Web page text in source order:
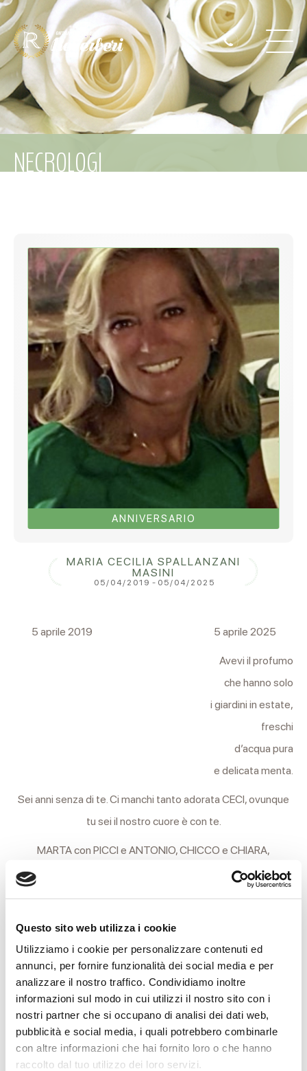
Questo sito web utilizza i cookie
Utilizziamo i cookie per personalizzare contenuti ed
annunci, per fornire funzionalità dei social media e per
analizzare il nostro traffico. Condividiamo inoltre
informazioni sul modo in cui utilizzi il nostro sito con i
nostri partner che si occupano di analisi dei dati web,
pubblicità e social media, i quali potrebbero combinarle
con altre informazioni che hai fornito loro o che hanno
raccolto dal tuo utilizzo dei loro servizi.
NECROLOGI
ANNIVERSARIO
MARIA CECILIA SPALLANZANI
MASINI
05/04/2019 - 05/04/2025
5 aprile 2019 5 aprile 2025
Avevi il profumo
che hanno solo
i giardini in estate,
freschi
d’acqua pura
e delicata menta.
Sei anni senza di te. Ci manchi tanto adorata CECI, ovunque
tu sei il nostro cuore è con te.
MARTA con PICCI e ANTONIO, CHICCO e CHIARA,
MARIAVITTORIA, MATILDE, ERMINIO, CARLOTTA e
MARIA CECILIA SPALLANZANI
MASINI
Una Santa Messa verrà celebrata sabato 5 aprile 2024 alle
ore 18,30 nella Chiesa di Sant’Agostino a Reggio Emilia.
Reggio Emilia, 5 Aprile 2025